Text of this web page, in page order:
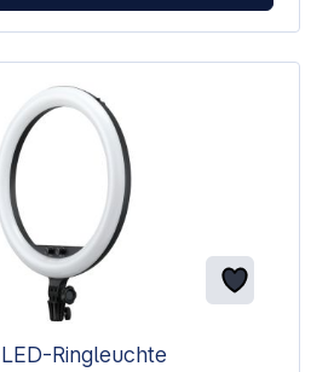
einfaches Anbringen von
SSI (Tungsten): 83, SSI (D56):
40 Minuten (45W USB-C PD
Li-Ionen Akku-
Farbe: dunkelgrau
Godox LR150B LED-Ringleuchte